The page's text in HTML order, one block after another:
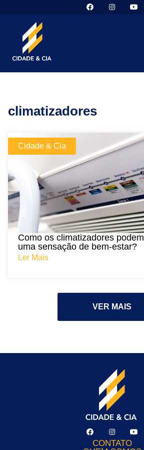
climatizadores
Cidade & Cia
Como os climatizadores
uma sensação de bem-estar?
Ler Mais
VER MAIS
CONTATO